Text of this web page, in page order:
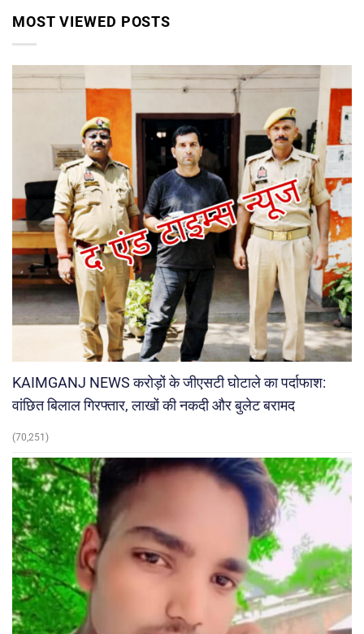
MOST VIEWED POSTS
KAIMGANJ NEWS करोड़ों के जीएसटी घोटाले का पर्दाफाश:
वांछित बिलाल गिरफ्तार, लाखों की नकदी और बुलेट बरामद
(70,251)